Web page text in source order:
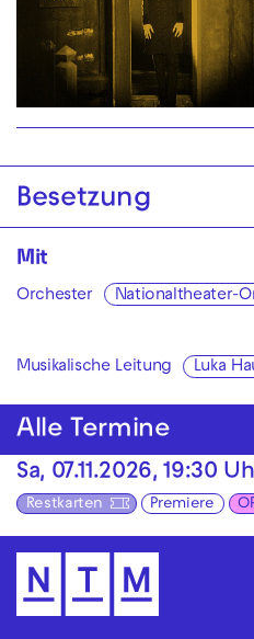
Besetzung
Mit
Orchester Nationaltheater-
Musikalische Leitung Luka
Alle Termine
Sa, 07.11.2026, 19:30
Restkarten Premiere